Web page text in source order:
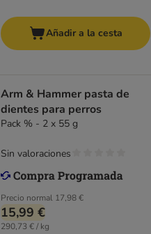
Añadir a la cesta
Arm & Hammer pasta de
dientes para perros
Pack % - 2 x 55 g
Precio normal 17,98 €
15,99 €
290,73 € / kg
Sin valoraciones